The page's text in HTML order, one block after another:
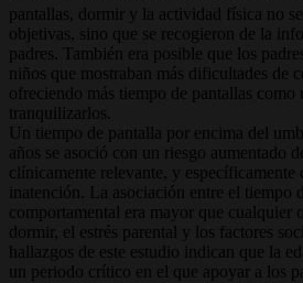
pantallas, dormir y la actividad física no
objetivas, sino que se recogieron de la
padres. También era posible que los
niños que mostraban más dificultades de
ofreciendo más tiempo de pantallas como
tranquilizarlos.
Un tiempo de pantalla por encima del
años se asoció con un riesgo aumentado
clínicamente relevante, y específicamente
inatención. La asociación entre el
comportamental era mayor que cualquier
dormir, el estrés parental y los factores
hallazgos de este estudio indican que la
un periodo crítico en el que apoyar a los